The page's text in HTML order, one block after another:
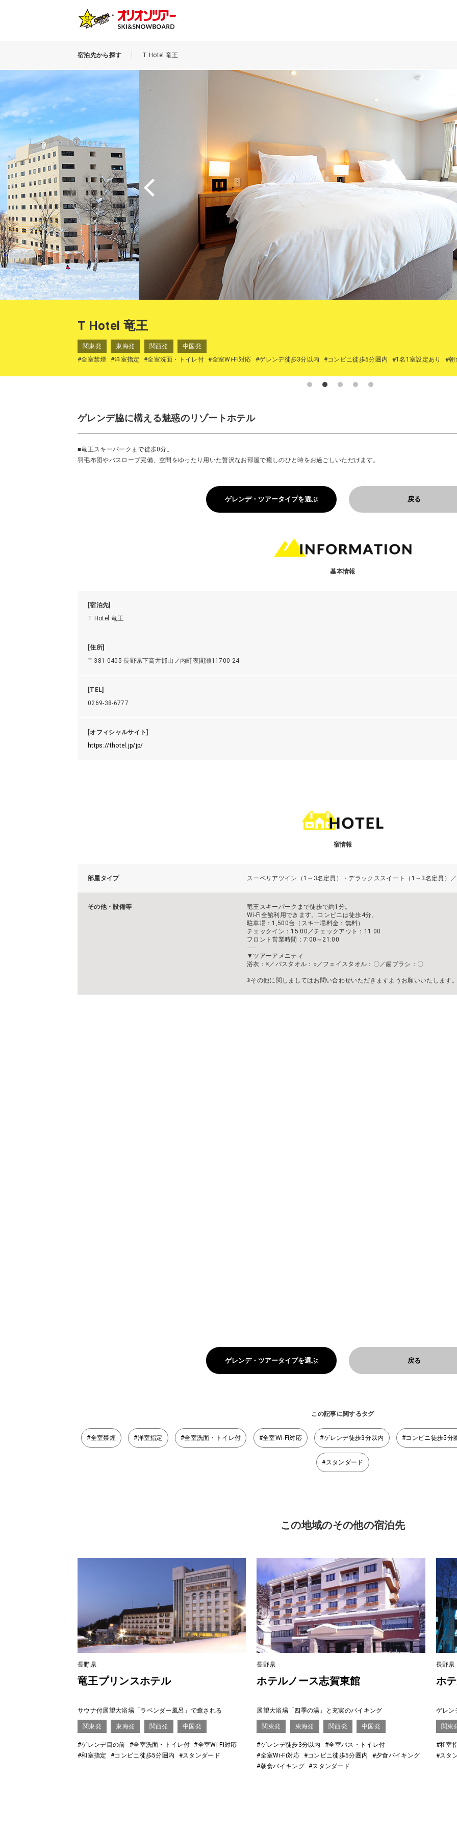
宿泊先から探す T Hotel 竜王
T Hotel 竜王
関東発 東海発 関西発
中国発
#全室禁煙
#洋室指定 #全室洗面・トイレ付 #全室Wi-Fi対応 #ゲレンデ徒歩3分以内 #コンビニ徒歩5分圏内 #1名1室設定あり #朝
ゲレンデ脇に構える魅惑のリゾートホテル
■竜王スキーパークまで徒歩0分。
羽毛布団やバスローブ完備、空間をゆったり用いた贅沢なお部屋で癒しのひと時をお過ごしいただけます。
ゲレンデ・ツアータイプを選ぶ 戻る
基本情報
[宿泊先]
T Hotel 竜王
[住所]
〒381-0405 長野県下高井郡山ノ内町夜間瀬11700-24
[TEL]
0269-38-6777
[オフィシャルサイト]
https://thotel.jp/jp/
宿情報
部屋タイプ スーペリアツイン（1～3名定員）・デラックススイート（1～3名定員）
その他・設備等
竜王スキーパークまで徒歩で約1分。
Wi-Fi全館利用できます。コンビニは徒歩4分。
駐車場：1,500台（スキー場料金：無料）
チェックイン：15:00／チェックアウト：11:00
フロント営業時間：7:00～21:00
-----
▼ツアーアメニティ
浴衣：×／バスタオル：○／フェイスタオル：〇／歯ブラシ：〇
※その他に関しましてはお問い合わせいただきますようお願いいたします
ゲレンデ・ツアータイプを選ぶ 戻る
この記事に関するタグ
#全室禁煙 #洋室指定 #全室洗面・トイレ付 #全室Wi-Fi対応 #ゲレンデ徒歩3分以内 #コンビニ徒歩5分
#スタンダード
この地域のその他の宿泊先
長野県
竜王プリンスホテル
サウナ付展望大浴場「ラベンダー風呂」で癒される
関東発 東海発 関西発 中国発
#ゲレンデ目の前 #全室洗面・トイレ付
#全室Wi-Fi対応
#和室指定
#コンビニ徒歩5分圏内 #スタンダード
長野県
ホテルノース志賀東館
展望大浴場「四季の湯」と充実のバイキング
関東発 東海発 関西発 中国発
#ゲレンデ徒歩3分以内
#全室バス・トイレ付
#全室Wi-Fi対応
#コンビニ徒歩5分圏内
#夕食バイキング
#朝食バイキング #スタンダード
長野県
ホ
ゲレン
関東
#和室
#スタ